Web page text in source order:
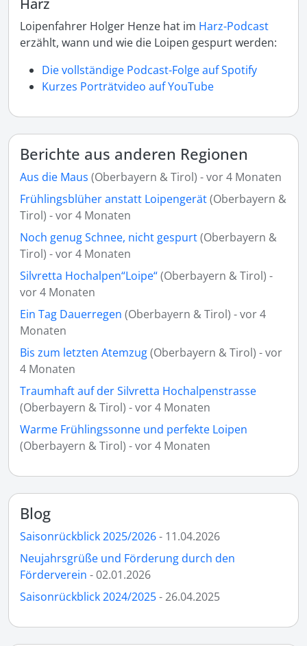
Loipenfahrer Holger Henze hat im Harz-Podcast
erzählt, wann und wie die Loipen gespurt werden:
Die vollständige Podcast-Folge auf Spotify
Kurzes Porträtvideo auf YouTube
Berichte aus anderen Regionen
Aus die Maus (Oberbayern & Tirol) - vor 4 Monaten
Frühlingsblüher anstatt Loipengerät(Oberbayern &
Tirol) - vor 4 Monaten
Noch genug Schnee, nicht gespurt(Oberbayern &
Tirol) - vor 4 Monaten
Silvretta Hochalpen“Loipe“(Oberbayern & Tirol) -
vor 4 Monaten
Ein Tag Dauerregen (Oberbayern & Tirol) - vor 4
Monaten
Bis zum letzten Atemzug(Oberbayern & Tirol) - vor
4 Monaten
Traumhaft auf der Silvretta Hochalpenstrasse
(Oberbayern & Tirol) - vor 4 Monaten
Warme Frühlingssonne und perfekte Loipen
(Oberbayern & Tirol) - vor 4 Monaten
Blog
Saisonrückblick 2025/2026- 11.04.2026
Neujahrsgrüße und Förderung durch den
Förderverein - 02.01.2026
Saisonrückblick 2024/2025- 26.04.2025